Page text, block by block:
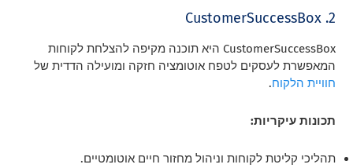
2. CustomerSuccessBox
CustomerSuccessBox היא תוכנה מקיפה להצלחת לקוחות
המאפשרת לעסקים לטפח אוטומציה חזקה ומועילה הדדית של
חוויית הלקוח.
תכונות עיקריות:
תהליכי קליטת לקוחות וניהול מחזור חיים אוטומטיים.